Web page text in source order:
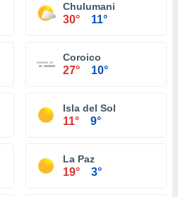
Chulumani
30° 11°
Coroico
27° 10°
Isla del Sol
11° 9°
La Paz
19° 3°